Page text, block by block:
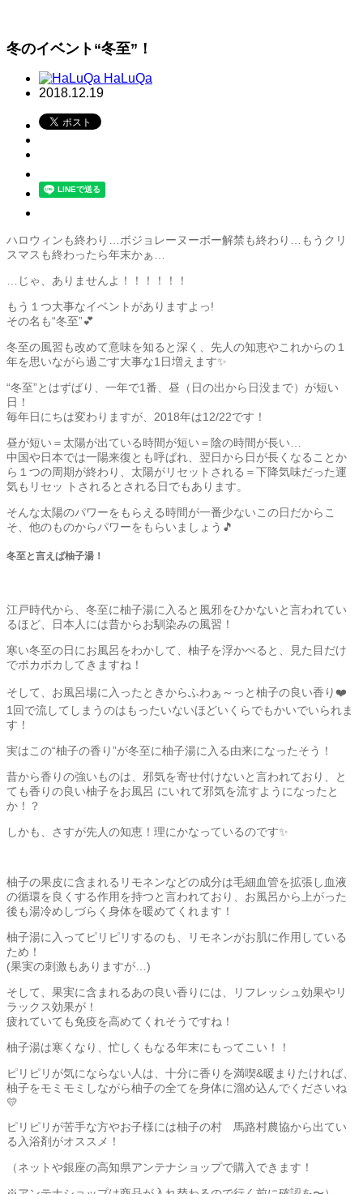
冬のイベント“冬至”！
HaLuQa
2018.12.19
ハロウィンも終わり…ボジョレーヌーボー解禁も終わり…もうクリ
スマスも終わったら年末かぁ…
…じゃ、ありませんよ！！！！！！
もう１つ大事なイベントがありますよっ!
その名も“冬至”💕
冬至の風習も改めて意味を知ると深く、先人の知恵やこれからの１
年を思いながら過ごす大事な1日増えます✨
“冬至”とはずばり、一年で1番、昼（日の出から日没まで）が短い
日！
毎年日にちは変わりますが、2018年は12/22です！
昼が短い＝太陽が出ている時間が短い＝陰の時間が長い…
中国や日本では一陽来復とも呼ばれ、翌日から日が長くなることか
ら１つの周期が終わり、太陽がリセットされる＝下降気味だった運
気もリセッ トされるとされる日でもあります。
そんな太陽のパワーをもらえる時間が一番少ないこの日だからこ
そ、他のものからパワーをもらいましょう🎵
冬至と言えば柚子湯！
江戸時代から、冬至に柚子湯に入ると風邪をひかないと言われてい
るほど、日本人には昔からお馴染みの風習！
寒い冬至の日にお風呂をわかして、柚子を浮かべると、見た目だけ
でポカポカしてきますね！
そして、お風呂場に入ったときからふわぁ～っと柚子の良い香り❤️
1回で流してしまうのはもったいないほどいくらでもかいでいられま
す！
実はこの“柚子の香り”が冬至に柚子湯に入る由来になったそう！
昔から香りの強いものは、邪気を寄せ付けないと言われており、と
ても香りの良い柚子をお風呂 にいれて邪気を流すようになったと
か！？
しかも、さすが先人の知恵！理にかなっているのです✨
柚子の果皮に含まれるリモネンなどの成分は毛細血管を拡張し血液
の循環を良くする作用を持つと言われており、お風呂から上がった
後も湯冷めしづらく身体を暖めてくれます！
柚子湯に入ってピリピリするのも、リモネンがお肌に作用している
ため！
(果実の刺激もありますが…)
そして、果実に含まれるあの良い香りには、リフレッシュ効果やリ
ラックス効果が！
疲れていても免疫を高めてくれそうですね！
柚子湯は寒くなり、忙しくもなる年末にもってこい！！
ピリピリが気にならない人は、十分に香りを満喫&暖まりたければ、
柚子をモミモミしながら柚子の全てを身体に溜め込んでくださいね
💛
ピリピリが苦手な方やお子様には柚子の村 馬路村農協から出てい
る入浴剤がオススメ！
（ネットや銀座の高知県アンテナショップで購入できます！